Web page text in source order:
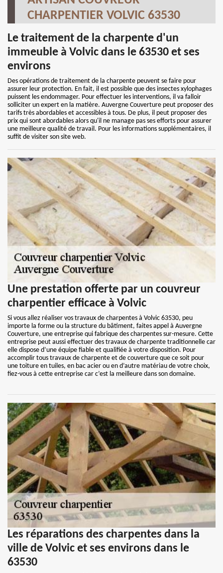
CHARPENTIER VOLVIC 63530
Le traitement de la charpente d'un
immeuble à Volvic dans le 63530 et ses
environs
Des opérations de traitement de la charpente peuvent se faire pour
assurer leur protection. En fait, il est possible que des insectes xylophages
puissent les endommager. Pour effectuer les interventions, il va falloir
solliciter un expert en la matière. Auvergne Couverture peut proposer des
tarifs très abordables et accessibles à tous. De plus, il peut proposer des
prix qui sont abordables alors qu'il ne manage pas ses efforts pour assurer
une meilleure qualité de travail. Pour les informations supplémentaires, il
suffit de visiter son site web.
Une prestation offerte par un couvreur
charpentier efficace à Volvic
Si vous allez réaliser vos travaux de charpentes à Volvic 63530, peu
importe la forme ou la structure du bâtiment, faites appel à Auvergne
Couverture, une entreprise qui fabrique des charpentes sur-mesure. Cette
entreprise peut aussi effectuer des travaux de charpente traditionnelle car
elle dispose d’une équipe fiable et qualifiée à votre disposition. Pour
accomplir tous travaux de charpente et de couverture que ce soit pour
une toiture en tuiles, en bac acier ou en d’autre matériau de votre choix,
fiez-vous à cette entreprise car c’est la meilleure dans son domaine.
Les réparations des charpentes dans la
ville de Volvic et ses environs dans le
63530